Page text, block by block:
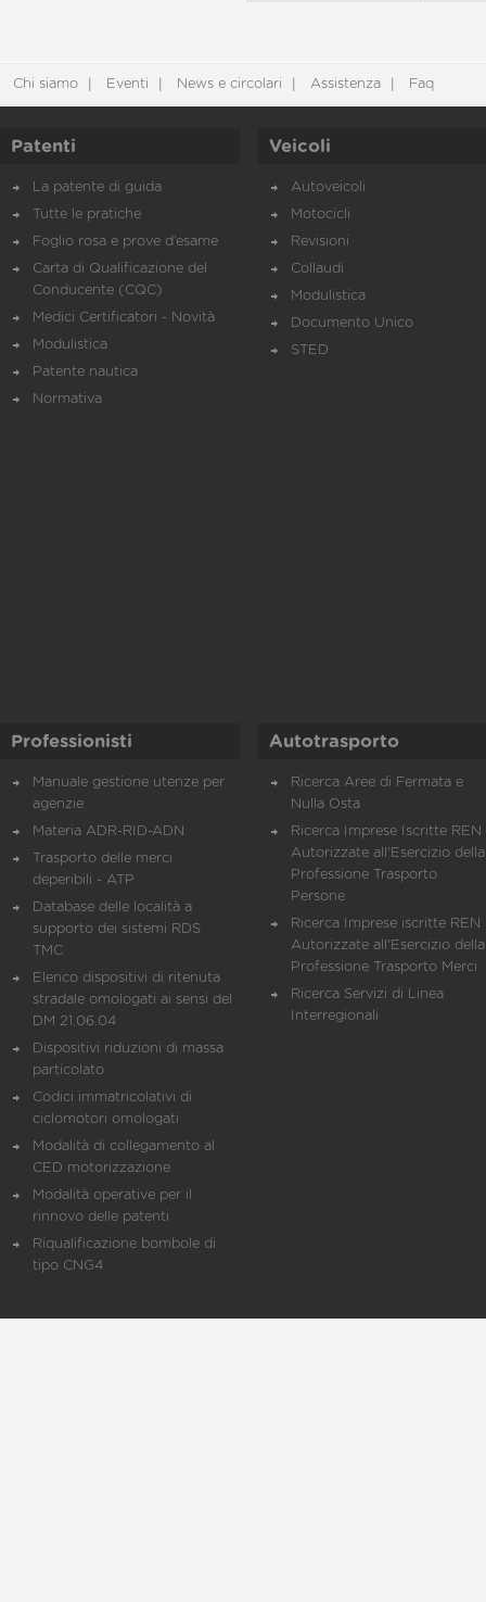
Chi siamo Eventi News e circolari Assistenza Faq
Patenti
La patente di guida
Tutte le pratiche
Foglio rosa e prove d’esame
Carta di Qualificazione del
Conducente (CQC)
Medici Certificatori - Novità
Modulistica
Patente nautica
Normativa
Veicoli
Autoveicoli
Motocicli
Revisioni
Collaudi
Modulistica
Documento Unico
STED
Professionisti
Manuale gestione utenze per
agenzie
Materia ADR-RID-ADN
Trasporto delle merci
deperibili - ATP
Database delle località a
supporto dei sistemi RDS
TMC
Elenco dispositivi di ritenuta
stradale omologati ai sensi del
DM 21.06.04
Dispositivi riduzioni di massa
particolato
Codici immatricolativi di
ciclomotori omologati
Modalità di collegamento al
CED motorizzazione
Modalità operative per il
rinnovo delle patenti
Riqualificazione bombole di
tipo CNG4
Autotrasporto
Ricerca Aree di Fermata e
Nulla Osta
Ricerca Imprese Iscritte REN
Autorizzate all'Esercizio della
Professione Trasporto
Persone
Ricerca Imprese iscritte REN
Autorizzate all'Esercizio della
Professione Trasporto Merci
Ricerca Servizi di Linea
Interregionali